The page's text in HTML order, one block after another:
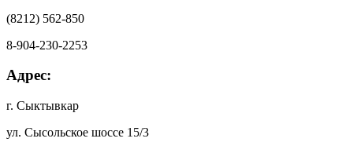
(8212) 562-850
8-904-230-2253
Адрес:
г. Сыктывкар
ул. Сысольское шоссе 15/3